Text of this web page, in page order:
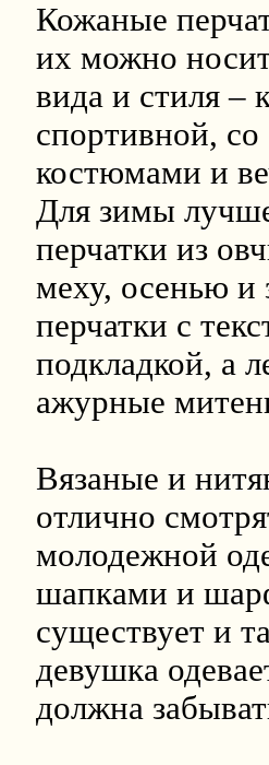
Кожаные
их можно
вида и стиля –
спортивной,
костюмами и
Для зимы
перчатки из
меху, осенью и
перчатки с
подкладкой, а
ажурные
Вязаные и
отлично
молодежной
шапками и
существует и
девушка
должна